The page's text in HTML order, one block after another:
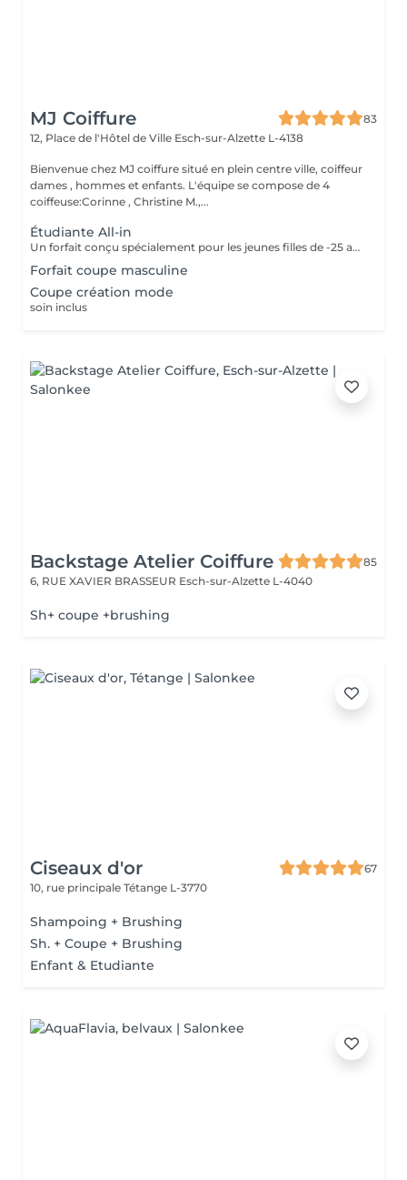
MJ Coiffure
83
12, Place de l'Hôtel de Ville Esch-sur-Alzette L-4138
Bienvenue chez MJ coiffure situé en plein centre ville, coiffeur
dames , hommes et enfants. L'équipe se compose de 4
coiffeuse:Corinne , Christine M.,...
Étudiante All-in
Un forfait conçu spécialement pour les jeunes filles de -25 ans. Inclus dans le forfait shampooing, coupe et séchage naturel :)
Forfait coupe masculine
Coupe création mode
soin inclus
Backstage Atelier Coiffure
85
6, RUE XAVIER BRASSEUR Esch-sur-Alzette L-4040
Sh+ coupe +brushing
Ciseaux d'or
67
10, rue principale Tétange L-3770
Shampoing + Brushing
Sh. + Coupe + Brushing
Enfant & Etudiante